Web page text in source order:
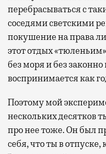
перебрасываться с
соседями светскими
покушение на права
этот отдых
без моря и без
воспринимается как
Поэтому мой
нескольких десятков
про нее тоже. Он был
себя, что ты в